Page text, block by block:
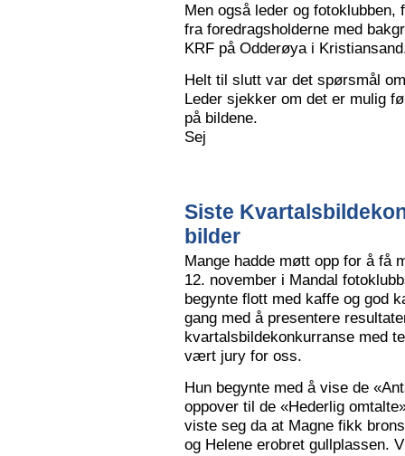
Men også leder og
fra foredragsholderne med
KRF på Odderøya i
Helt til slutt var det spørsmål
Leder sjekker om det er mulig
på bildene.
Sej
Siste
bilder
Mange hadde møtt opp for å få
12. november i Mandal
begynte flott med kaffe og god
gang med å presentere
kvartalsbildekonkurranse med
vært jury for oss.
Hun begynte med å vise de
oppover til de «Hederlig
viste seg da at Magne fikk
og Helene erobret gullplassen.